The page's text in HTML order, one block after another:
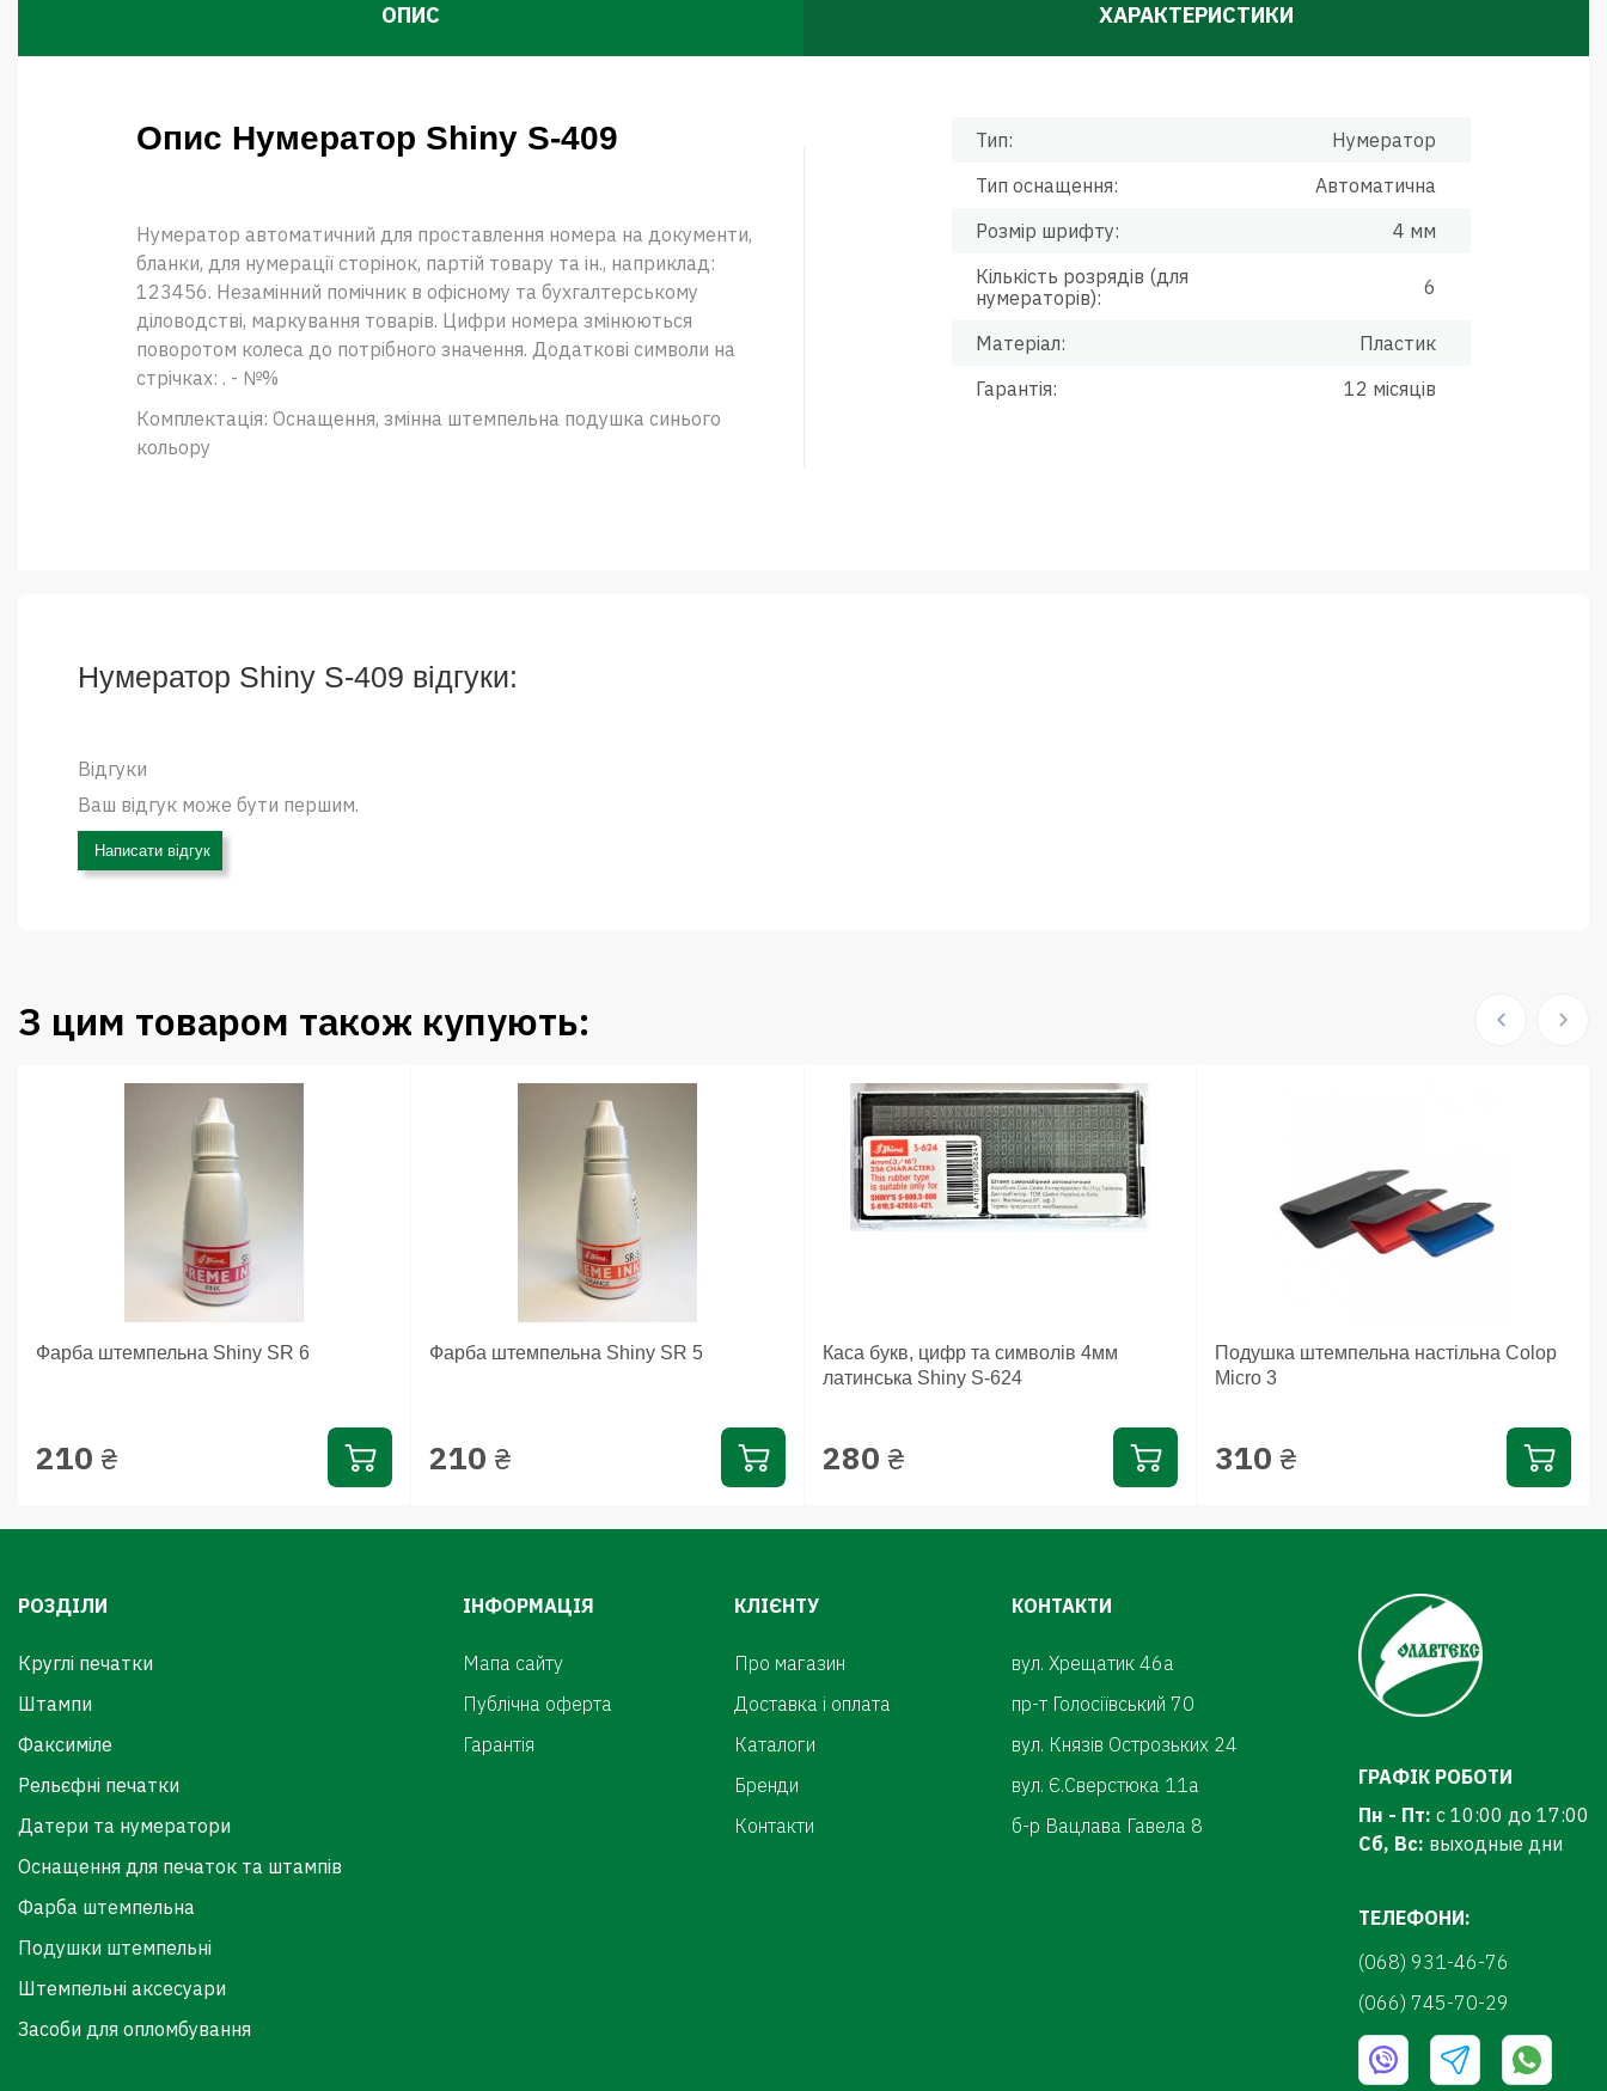
ОПИС
Опис Нумератор Shiny S-409
Нумератор автоматичний для проставлення номера на документи,
бланки, для нумерації сторінок, партій товару та ін., наприклад:
123456. Незамінний помічник в офісному та бухгалтерському
діловодстві, маркування товарів. Цифри номера змінюються
поворотом колеса до потрібного значення. Додаткові символи на
стрічках: . - №%
Комплектація: Оснащення, змінна штемпельна подушка синього
кольору
ХАРАКТЕРИСТИКИ
Тип:
Нумератор
Тип оснащення:
Автоматична
Розмір шрифту:
4 мм
Кількість розрядів (для
нумераторів):
6
Матеріал:
Пластик
Гарантія:
12 місяців
Нумератор Shiny S-409 відгуки:
Відгуки
Ваш відгук може бути першим.
Написати відгук
З цим товаром також купують:
Фарба штемпельна Shiny SR 6
210 ₴
Фарба штемпельна Shiny SR 5
210 ₴
Каса букв, цифр та символів 4мм
латинська Shiny S-624
280 ₴
Подушка штемпельна настільна Colop
Micro 3
310 ₴
РОЗДІЛИ
Круглі печатки
Штампи
Факсиміле
Рельєфні печатки
Датери та нумератори
Оснащення для печаток та штампів
Фарба штемпельна
Подушки штемпельні
Штемпельні аксесуари
Засоби для опломбування
ІНФОРМАЦІЯ
Мапа сайту
Публічна оферта
Гарантія
КЛІЄНТУ
Про магазин
Доставка і оплата
Каталоги
Бренди
Контакти
КОНТАКТИ
вул. Хрещатик 46а
пр-т Голосіївський 70
вул. Князів Острозьких 24
вул. Є.Сверстюка 11а
б-р Вацлава Гавела 8
ГРАФІК РОБОТИ
Пн - Пт: с 10:00 до 17:00
Сб, Вс: выходные дни
ТЕЛЕФОНИ:
(068) 931-46-76
(066) 745-70-29